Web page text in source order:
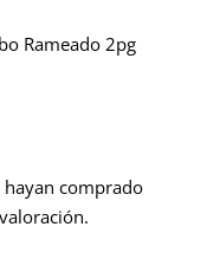
Rameado 2pg
comprado